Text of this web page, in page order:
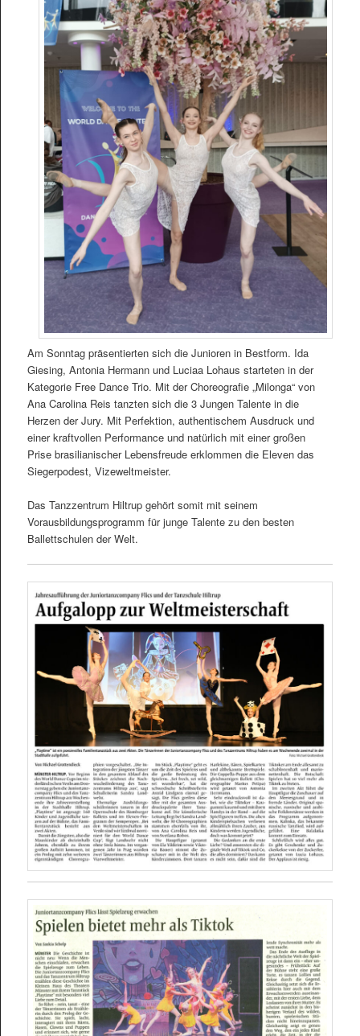
Am Sonntag präsentierten sich die Junioren in Bestform. Ida
Giesing, Antonia Hermann und Luciaa Lohaus starteten in der
Kategorie Free Dance Trio. Mit der Choreografie „Milonga“ von
Ana Carolina Reis tanzten sich die 3 Jungen Talente in die
Herzen der Jury. Mit Perfektion, authentischem Ausdruck und
einer kraftvollen Performance und natürlich mit einer großen
Prise brasilianischer Lebensfreude erklommen die Eleven das
Siegerpodest, Vizeweltmeister.
Das Tanzzentrum Hiltrup gehört somit mit seinem
Vorausbildungsprogramm für junge Talente zu den besten
Ballettschulen der Welt.